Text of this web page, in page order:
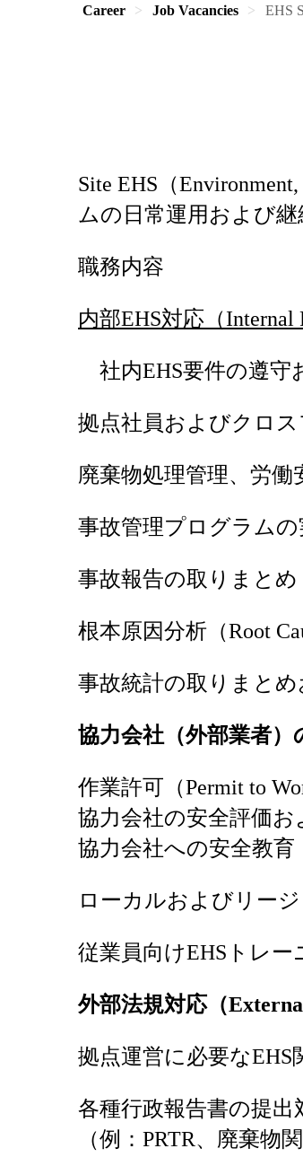
Career Job Vacancies EHS
Site EHS（
ムの日常運用および継
職務内容
内部EHS対応（Internal
社内EHS要件の遵守
拠点社員およびクロ
廃棄物処理管理、労
事故管理プログラムの
事故報告の取りまと
根本原因分析（Root
事故統計の取りまと
協力会社（外部業者）
作業許可（Permit to
協力会社の安全評価お
協力会社への安全教育
ローカルおよびリー
従業員向けEHSトレ
外部法規対応（
拠点運営に必要な
各種行政報告書の提出
（例：PRTR、廃棄物